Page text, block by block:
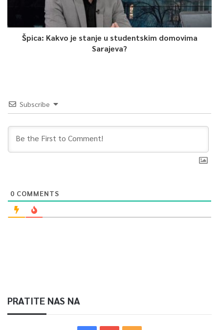
Špica: Kakvo je stanje u studentskim domovima
Sarajeva?
Subscribe
0 COMMENTS
PRATITE NAS NA